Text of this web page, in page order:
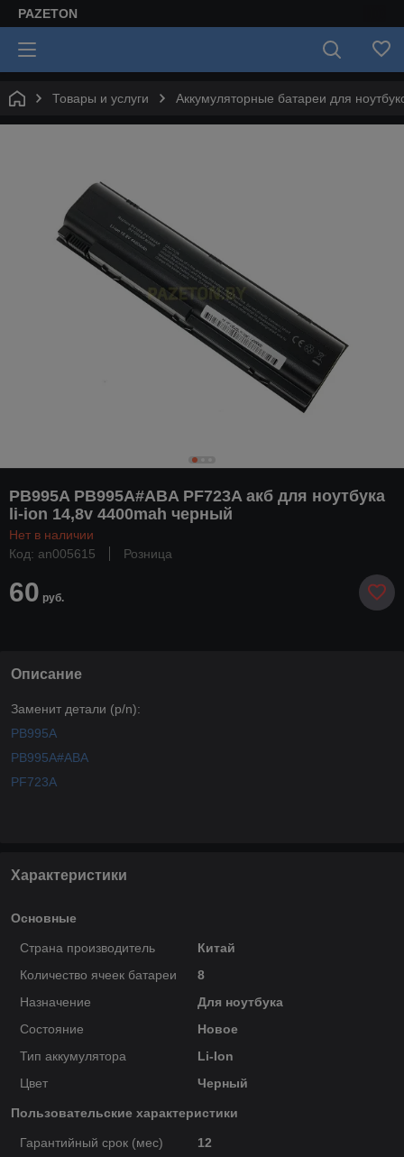
PAZETON
Товары и услуги Аккумуляторные батареи для
PB995A PB995A#ABA PF723A акб для ноутбука
li-ion 14,8v 4400mah черный
Нет в наличии
Код: an005615
Розница
60 руб.
Описание
Заменит детали (p/n):
PB995A
PB995A#ABA
PF723A
Характеристики
Основные
Страна производитель
Китай
Количество ячеек батареи
8
Назначение
Для ноутбука
Состояние
Новое
Тип аккумулятора
Li-Ion
Цвет
Черный
Пользовательские характеристики
Гарантийный срок (мес)
12